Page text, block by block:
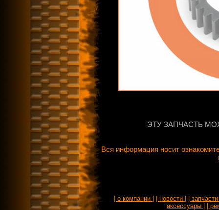
ЭТУ ЗАПЧАСТЬ
Вся информация носит
| о компании | | новости |
|
аксессуары |
|